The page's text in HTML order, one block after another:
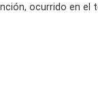
ocurrido en el